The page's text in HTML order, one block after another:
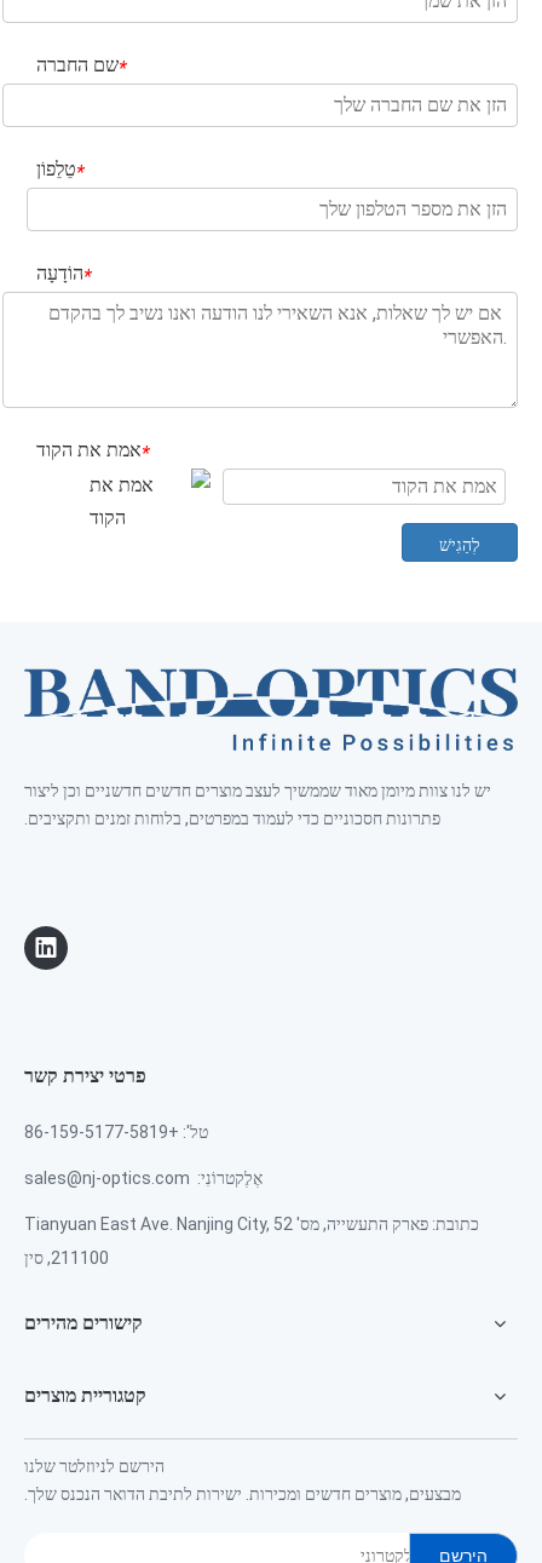
*שם החברה
*טֵלֵפוֹן
*הוֹדָעָה
*אמת את הקוד
לְהַגִישׁ
יש לנו צוות מיומן מאוד שממשיך לעצב מוצרים חדשים חדשניים וכן ליצור
פתרונות חסכוניים כדי לעמוד במפרטים, בלוחות זמנים ותקציבים.
פרטי יצירת קשר
טל': +86-159-5177-5819
אֶלֶקטרוֹנִי: sales@nj-optics.com
כתובת: פארק התעשייה, מס' 52 Tianyuan East Ave. Nanjing City,
211100, סין
קישורים מהירים
קטגוריית מוצרים
הירשם לניוזלטר שלנו
מבצעים, מוצרים חדשים ומכירות. ישירות לתיבת הדואר הנכנס שלך.
הירשם